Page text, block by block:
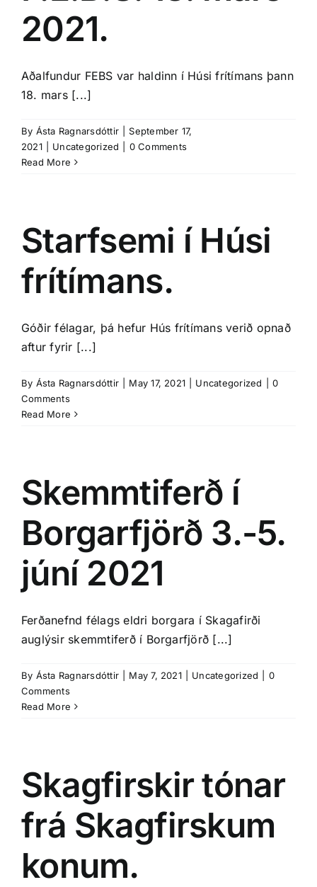
2021.
Aðalfundur FEBS var haldinn í Húsi frítímans þann
18. mars [...]
By Ásta Ragnarsdóttir
September 17,
2021
Uncategorized
0 Comments
Read More
Starfsemi í Húsi
frítímans.
Góðir félagar, þá hefur Hús frítímans verið opnað
aftur fyrir [...]
By Ásta Ragnarsdóttir May 17, 2021 Uncategorized
0
Comments
Read More
Skemmtiferð í
Borgarfjörð 3.-5.
júní 2021
Ferðanefnd félags eldri borgara í Skagafirði
auglýsir skemmtiferð í Borgarfjörð [...]
By Ásta Ragnarsdóttir May 7, 2021 Uncategorized
0
Comments
Read More
Skagfirskir tónar
frá Skagfirskum
konum.